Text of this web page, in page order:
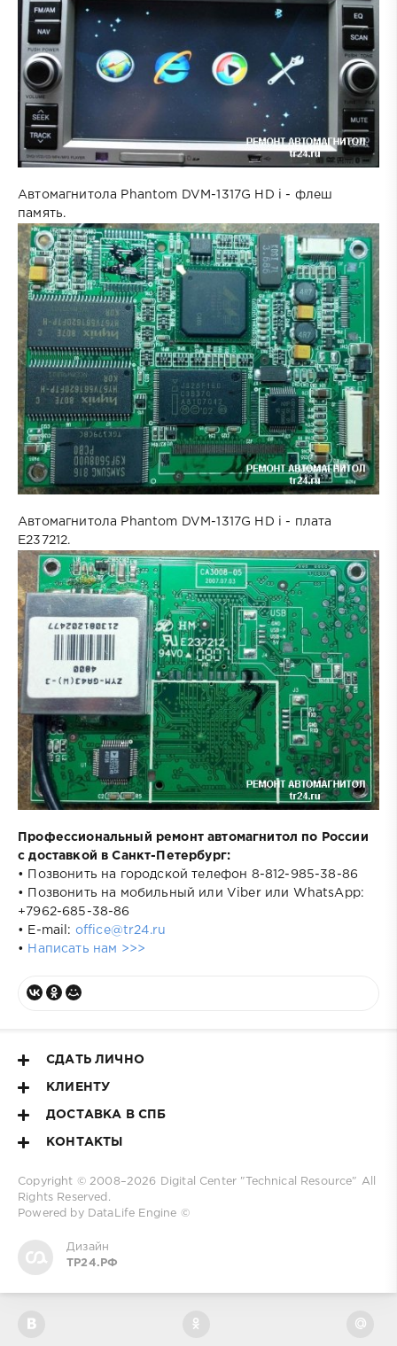
Автомагнитола Phantom DVM-1317G HD i - флеш
память.
Автомагнитола Phantom DVM-1317G HD i - плата
E237212.
Профессиональный ремонт автомагнитол по России
с доставкой в Санкт-Петербург:
• Позвонить на городской телефон 8-812-985-38-86
• Позвонить на мобильный или Viber или WhatsApp:
+7962-685-38-86
• E-mail: office@tr24.ru
•
Написать нам >>>
СДАТЬ ЛИЧНО
КЛИЕНТУ
ДОСТАВКА В СПБ
КОНТАКТЫ
Copyright © 2008–2026 Digital Center "Technical Resource"
All
Rights Reserved.
Powered by DataLife Engine ©
Дизайн
ТР24.РФ